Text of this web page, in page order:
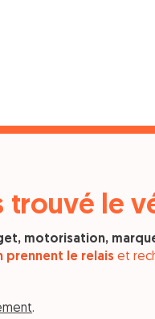
trouvé le
motorisation,
prennent le relais et
.